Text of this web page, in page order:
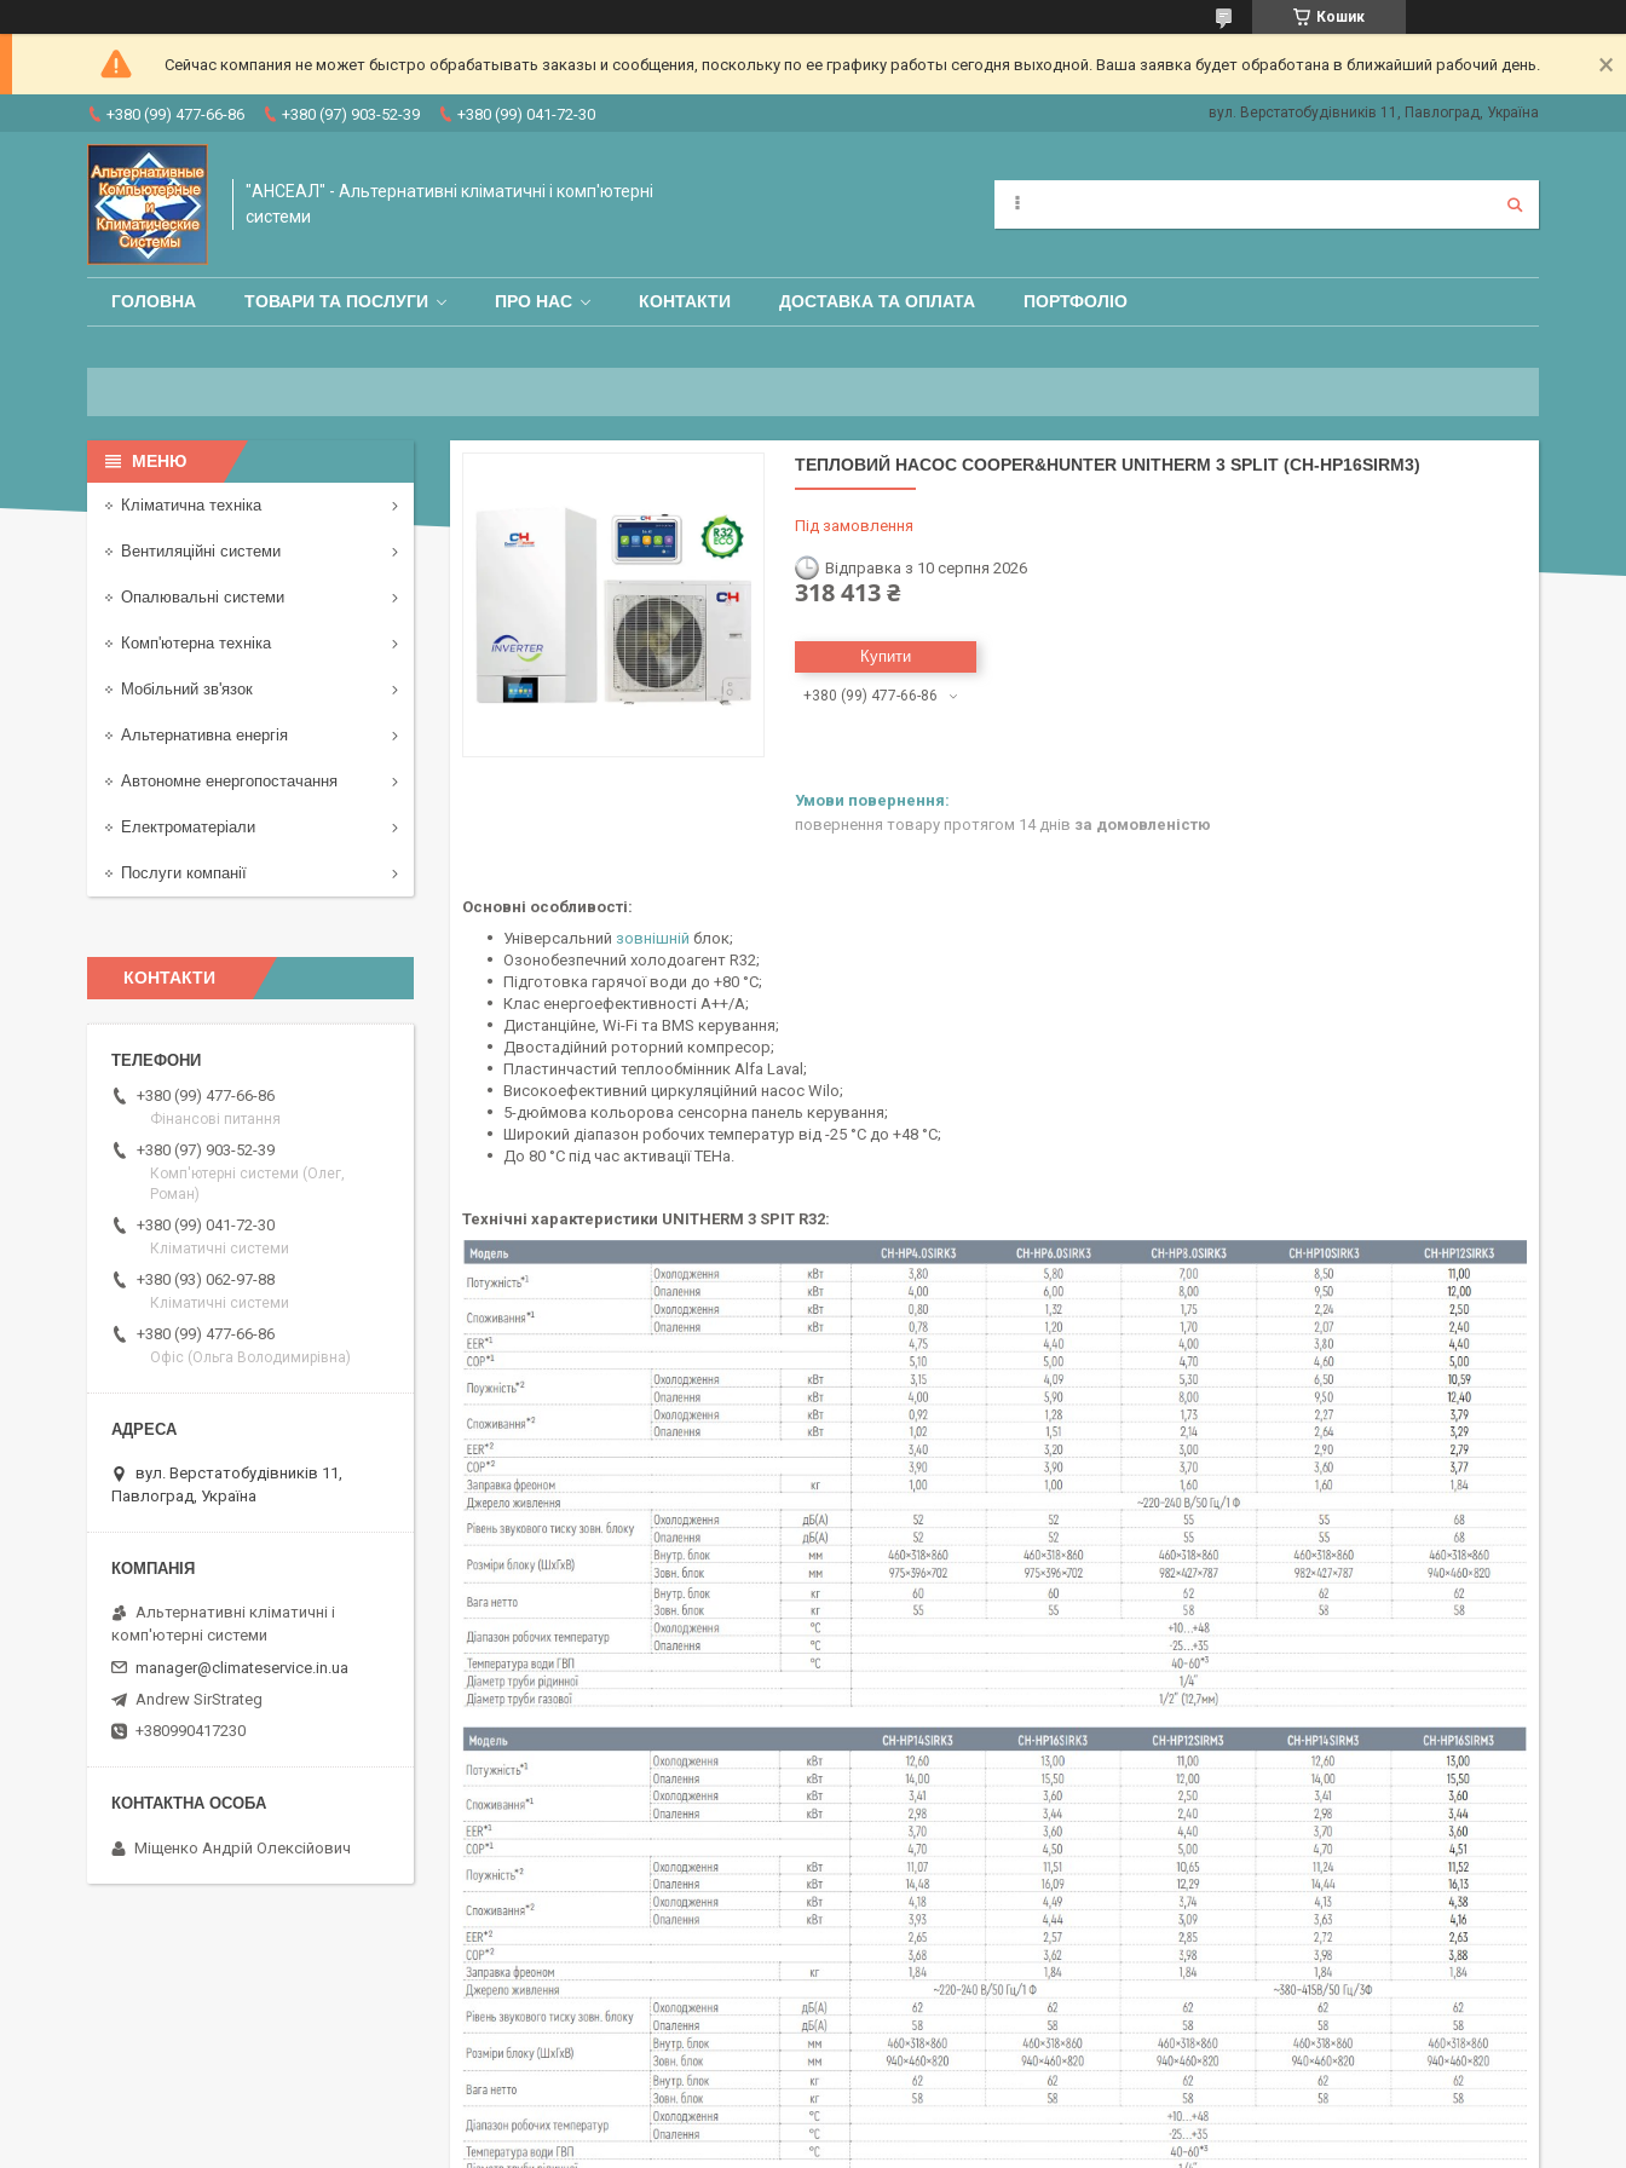
Кошик
Сейчас компания не может быстро обрабатывать заказы и сообщения, поскольку по ее графику работы сегодня выходной. Ваша заявка будет обработана в ближайший рабочий день.
+380 (99) 477-66-86 +380 (97) 903-52-39 +380 (99) 041-72-30 вул. Верстатобудівників 11, Павлоград, Україна
"АНСЕАЛ" - Альтернативні кліматичні і комп'ютерні
системи
ГОЛОВНА ТОВАРИ ТА ПОСЛУГИ ПРО НАС КОНТАКТИ ДОСТАВКА ТА ОПЛАТА ПОРТФОЛІО
ТЕПЛОВИЙ НАСОС COOPER&HUNTER UNITHERM 3 SPLIT (CH-HP16SIRM3)
Під замовлення
Відправка з 10 серпня 2026
318 413 ₴
Купити
+380 (99) 477-66-86
повернення товару протягом 14 днів за домовленістю
Основні особливості:
Універсальний зовнішній блок;
Озонобезпечний холодоагент R32;
Підготовка гарячої води до +80 °C;
Клас енергоефективності А++/А;
Дистанційне, Wi-Fi та BMS керування;
Двостадійний роторний компресор;
Пластинчастий теплообмінник Alfa Laval;
Високоефективний циркуляційний насос Wilo;
5-дюймова кольорова сенсорна панель керування;
Широкий діапазон робочих температур від -25 °C до +48 °C;
До 80 °C під час активації ТЕНа.
Технічні характеристики UNITHERM 3 SPIT R32:
Кліматична техніка
Вентиляційні системи
Опалювальні системи
Комп'ютерна техніка
Мобільний зв'язок
Альтернативна енергія
Автономне енергопостачання
Електроматеріали
Послуги компанії
КОНТАКТИ
+380 (99) 477-66-86
Фінансові питання
+380 (97) 903-52-39
Комп'ютерні системи (Олег,
Роман)
+380 (99) 041-72-30
Кліматичні системи
+380 (93) 062-97-88
Кліматичні системи
+380 (99) 477-66-86
Офіс (Ольга Володимирівна)
вул. Верстатобудівників 11,
Павлоград, Україна
Альтернативні кліматичні і
комп'ютерні системи
manager@climateservice.in.ua
Andrew SirStrateg
+380990417230
Міщенко Андрій Олексійович